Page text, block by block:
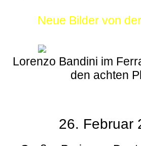
Neue Bilder von
Lorenzo Bandini im
den achten
26. Februar